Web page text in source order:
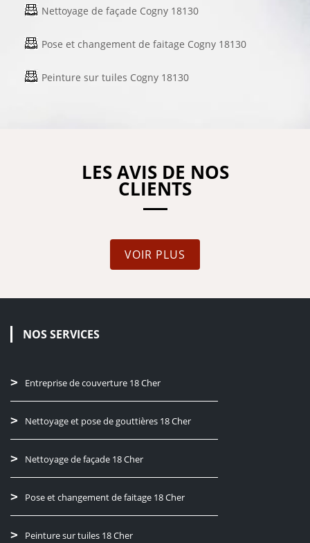
Nettoyage de façade Cogny 18130
Pose et changement de faitage Cogny 18130
Peinture sur tuiles Cogny 18130
LES AVIS DE NOS
CLIENTS
VOIR PLUS
NOS SERVICES
Entreprise de couverture 18 Cher
Nettoyage et pose de gouttières 18 Cher
Nettoyage de façade 18 Cher
Pose et changement de faitage 18 Cher
Peinture sur tuiles 18 Cher